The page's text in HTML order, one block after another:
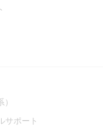
サポート